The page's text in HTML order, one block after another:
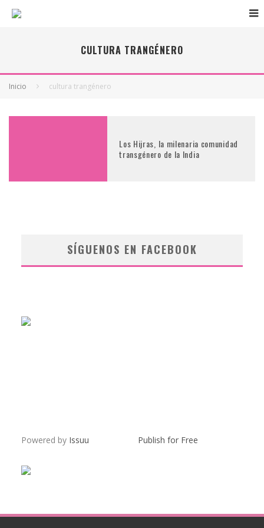
CULTURA TRANGÉNERO
Inicio cultura trangénero
Los Hijras, la milenaria comunidad
transgénero de la India
SÍGUENOS EN FACEBOOK
Powered by Issuu Publish for Free